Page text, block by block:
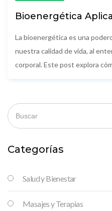
Bioenergética
La bioenergética es una
nuestra calidad de vida, al
corporal. Este post explora
elevar nuestra vitalidad.
ejercicio físico, la alimentación
estilo de vida más saludable y
Categorías
Salud y Bienestar
Masajes y Terapias